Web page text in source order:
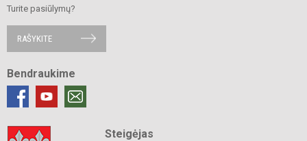
Turite pasiūlymų?
RAŠYKITE
Bendraukime
Steigėjas